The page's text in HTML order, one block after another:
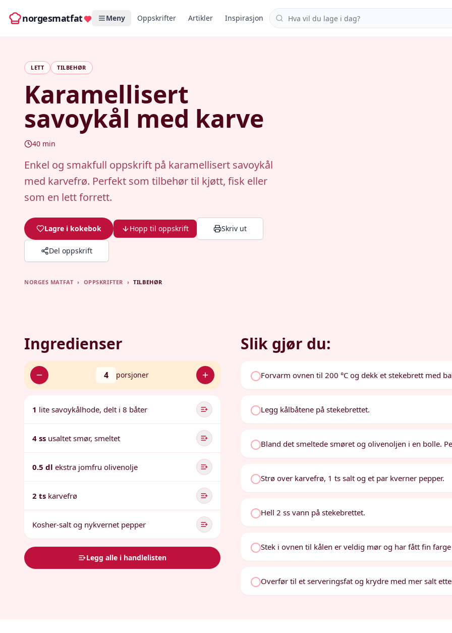
norgesmatfat Meny Oppskrifter Artikler Inspirasjon Søk i oppskrifter
LETT TILBEHØR
Karamellisert
savoykål med karve
40 min
Enkel og smakfull oppskrift på karamellisert savoykål
med karvefrø. Perfekt som tilbehør til kjøtt, fisk eller
som en lett forrett.
Lagre i kokebok Hopp til oppskrift Skriv ut
Del oppskrift
NORGES MATFAT › OPPSKRIFTER › TILBEHØR
Ingredienser
4 porsjoner
1 lite savoykålhode, delt i 8 båter
4 ss usaltet smør, smeltet
0.5 dl ekstra jomfru olivenolje
2 ts karvefrø
Kosher-salt og nykvernet pepper
Legg alle i handlelisten
Slik gjør du:
Forvarm ovnen til 200 °C og dekk et stekebrett med
Legg kålbåtene på stekebrettet.
Bland det smeltede smøret og olivenoljen i en bolle.
Strø over karvefrø, 1 ts salt og et par kverner pepper.
Hell 2 ss vann på stekebrettet.
Stek i ovnen til kålen er veldig mør og har fått fin
Overfør til et serveringsfat og krydre med mer salt